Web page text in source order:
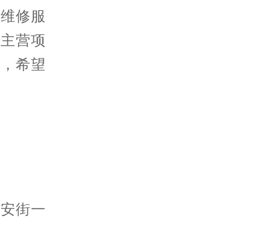
修服
营项
希望
街一